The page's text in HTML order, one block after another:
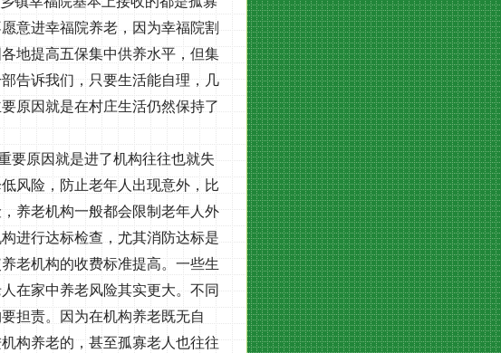
意进幸福院养老，因为幸福院割
地提高五保集中供养水平，但集
告诉我们，只要生活能自理，几
原因就是在村庄生活仍然保持了
要原因就是进了机构往往也就失
风险，防止老年人出现意外，比
养老机构一般都会限制老年人外
进行达标检查，尤其消防达标是
老机构的收费标准提高。一些生
在家中养老风险其实更大。不同
担责。因为在机构养老既无自
构养老的，甚至孤寡老人也往往